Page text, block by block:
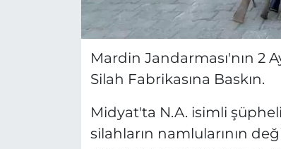
Mardin Jandarması'nın 2
Silah Fabrikasına Baskın.
Midyat'ta N.A. isimli
silahların namlularının